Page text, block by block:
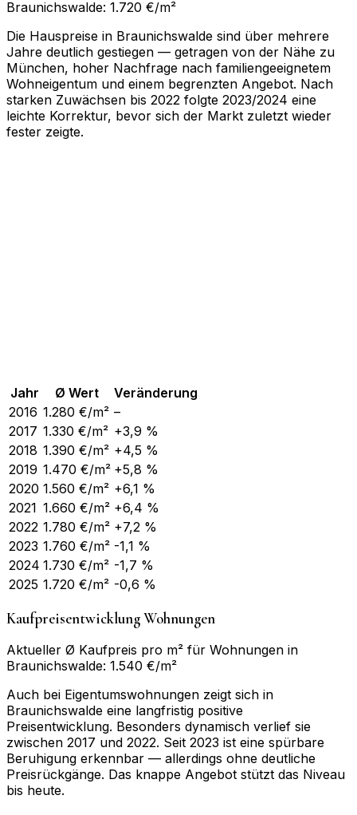
Braunichswalde: 1.720 €/m²
Die Hauspreise in Braunichswalde sind über mehrere
Jahre deutlich gestiegen — getragen von der Nähe zu
München, hoher Nachfrage nach familiengeeignetem
Wohneigentum und einem begrenzten Angebot. Nach
starken Zuwächsen bis 2022 folgte 2023/2024 eine
leichte Korrektur, bevor sich der Markt zuletzt wieder
fester zeigte.
Jahr Ø Wert
Veränderung
2016 1.280 €/m² –
2017 1.330 €/m² +3,9 %
2018 1.390 €/m² +4,5 %
2019 1.470 €/m² +5,8 %
2020 1.560 €/m² +6,1 %
2021 1.660 €/m² +6,4 %
2022 1.780 €/m² +7,2 %
2023 1.760 €/m² -1,1 %
2024 1.730 €/m² -1,7 %
2025 1.720 €/m² -0,6 %
Kaufpreisentwicklung Wohnungen
Aktueller Ø Kaufpreis pro m² für Wohnungen in
Braunichswalde: 1.540 €/m²
Auch bei Eigentumswohnungen zeigt sich in
Braunichswalde eine langfristig positive
Preisentwicklung. Besonders dynamisch verlief sie
zwischen 2017 und 2022. Seit 2023 ist eine spürbare
Beruhigung erkennbar — allerdings ohne deutliche
Preisrückgänge. Das knappe Angebot stützt das Niveau
bis heute.